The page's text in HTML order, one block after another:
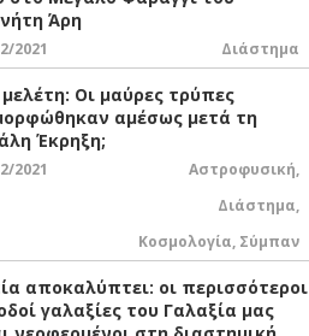
Άρη
2021 Διάστημα
Οι μαύρες τρύπες
αμέσως μετά τη
Έκρηξη;
2021 Αστροφυσική,
Διάστημα,
Κοσμολογία, Σύμπαν
αποκαλύπτει: οι περισσότεροι
γαλαξίες του Γαλαξία μας